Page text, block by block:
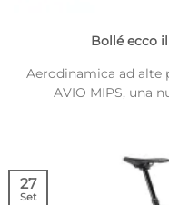
Bollé ecco
Aerodinamica ad alte
AVIO MIPS, una
27
Set